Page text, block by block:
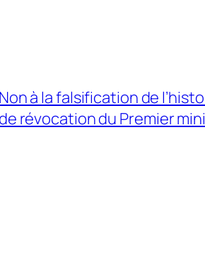
Non à la falsification de
de révocation du Premier